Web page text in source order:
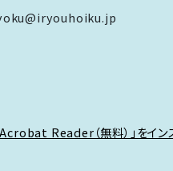
Reader（無料）」をイン